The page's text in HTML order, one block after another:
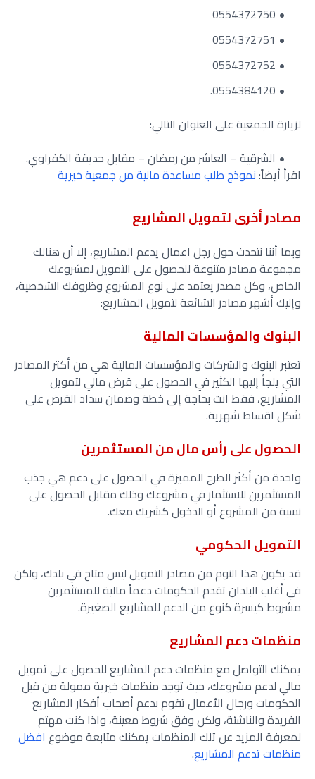
0554372750
0554372751
0554372752
0554384120.
لزيارة الجمعية على العنوان التالي:
الشرقية – العاشر من رمضان – مقابل حديقة الكفراوي.
اقرأ أيضاً:نموذج طلب مساعدة مالية من جمعية خيرية
مصادر أخرى لتمويل المشاريع
وبما أننا نتحدث حول رجل اعمال يدعم المشاريع، إلا أن هنالك
مجموعة مصادر متنوعة للحصول على التمويل لمشروعك
الخاص، وكل مصدر يعتمد على نوع المشروع وظروفك الشخصية،
وإليك أشهر مصادر الشائعة لتمويل المشاريع:
البنوك والمؤسسات المالية
تعتبر البنوك والشركات والمؤسسات المالية هي من أكثر المصادر
التي يلجأ إليها الكثير في الحصول على قرض مالي لتمويل
المشاريع، فقط انت بحاجة إلى خطة وضمان سداد القرض على
شكل اقساط شهرية.
الحصول على رأس مال من المستثمرين
واحدة من أكثر الطرح المميزة في الحصول على دعم هي جذب
المستثمرين للاستثمار في مشروعك وذلك مقابل الحصول على
نسبة من المشروع أو الدخول كشريك معك.
التمويل الحكومي
قد يكون هذا النوم من مصادر التمويل ليس متاح في بلدك، ولكن
في أغلب البلدان تقدم الحكومات دعماً مالية للمستثمرين
مشروط كيسرة كنوع من الدعم للمشاريع الصغيرة.
منظمات دعم المشاريع
يمكنك التواصل مع منظمات دعم المشاريع للحصول على تمويل
مالي لدعم مشروعك، حيث توجد منظمات خيرية ممولة من قبل
الحكومات ورجال الأعمال تقوم بدعم أصحاب أفكار المشاريع
الفريدة والناشئة، ولكن وفق شروط معينة، واذا كنت مهتم
لمعرفة المزيد عن تلك المنظمات يمكنك متابعة موضوع افضل
منظمات تدعم المشاريع.